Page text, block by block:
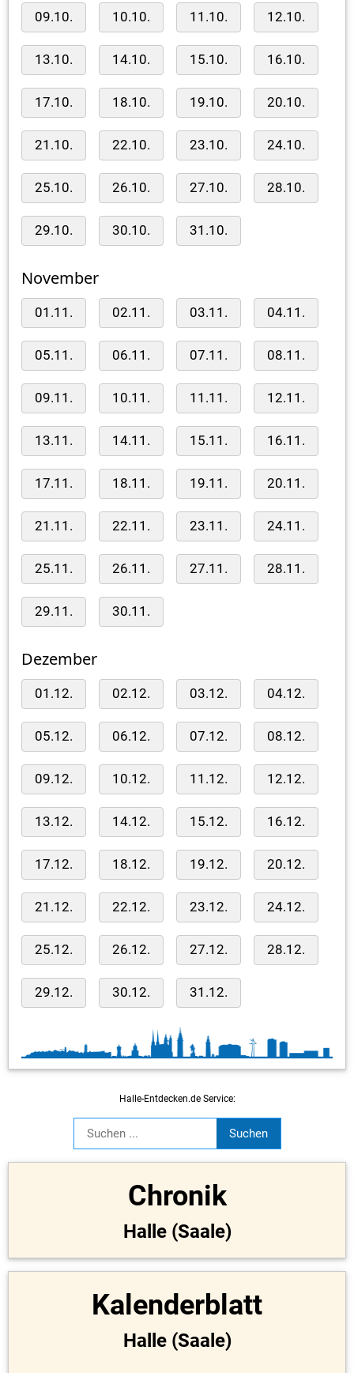
09.10. 10.10. 11.10. 12.10.
13.10. 14.10. 15.10. 16.10.
17.10. 18.10. 19.10. 20.10.
21.10. 22.10. 23.10. 24.10.
25.10. 26.10. 27.10. 28.10.
29.10. 30.10. 31.10.
November
01.11. 02.11. 03.11. 04.11.
05.11. 06.11. 07.11. 08.11.
09.11. 10.11. 11.11. 12.11.
13.11. 14.11. 15.11. 16.11.
17.11. 18.11. 19.11. 20.11.
21.11. 22.11. 23.11. 24.11.
25.11. 26.11. 27.11. 28.11.
29.11. 30.11.
Dezember
01.12. 02.12. 03.12. 04.12.
05.12. 06.12. 07.12. 08.12.
09.12. 10.12. 11.12. 12.12.
13.12. 14.12. 15.12. 16.12.
17.12. 18.12. 19.12. 20.12.
21.12. 22.12. 23.12. 24.12.
25.12. 26.12. 27.12. 28.12.
29.12. 30.12. 31.12.
Halle-Entdecken.de Service:
Chronik
Halle (Saale)
Kalenderblatt
Halle (Saale)